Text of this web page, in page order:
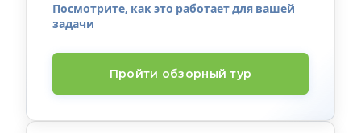
Посмотрите, как это работает для вашей
задачи
Пройти обзорный тур